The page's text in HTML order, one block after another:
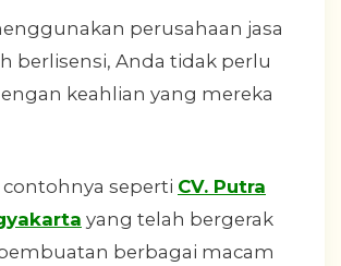
perusahaan jasa
berlisensi, Anda tidak perlu
keahlian yang mereka
contohnya seperti CV. Putra
yang telah bergerak
berbagai macam